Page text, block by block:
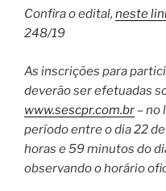
Confira o edital, neste
248/19
As inscrições para
deverão ser efetuadas
www.sescpr.com.br – no
período entre o dia 22
horas e 59 minutos do
observando o horário